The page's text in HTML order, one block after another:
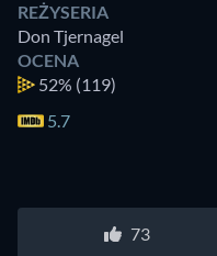
REŻYSERIA
Don Tjernagel
OCENA
52% (119)
5.7
73